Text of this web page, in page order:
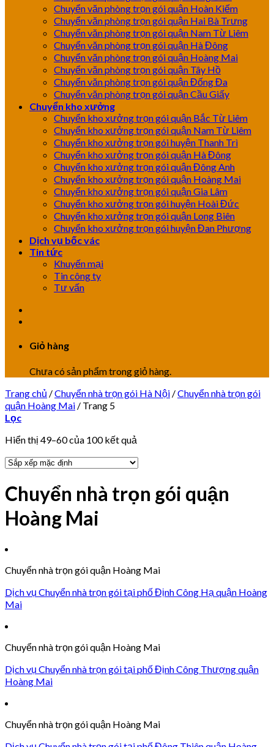
Chuyển văn phòng trọn gói quận Hoàn Kiếm
Chuyển văn phòng trọn gói quận Hai Bà Trưng
Chuyển văn phòng trọn gói quận Nam Từ Liêm
Chuyển văn phòng trọn gói quận Hà Đông
Chuyển văn phòng trọn gói quận Hoàng Mai
Chuyển văn phòng trọn gói quận Tây Hồ
Chuyển văn phòng trọn gói quận Đống Đa
Chuyển văn phòng trọn gói quận Cầu Giấy
Chuyển kho xưởng
Chuyển kho xưởng trọn gói quận Bắc Từ Liêm
Chuyển kho xưởng trọn gói quận Nam Từ Liêm
Chuyển kho xưởng trọn gói huyện Thanh Trì
Chuyển kho xưởng trọn gói quận Hà Đông
Chuyển kho xưởng trọn gói quận Đông Anh
Chuyển kho xưởng trọn gói quận Hoàng Mai
Chuyển kho xưởng trọn gói quận Gia Lâm
Chuyển kho xưởng trọn gói huyện Hoài Đức
Chuyển kho xưởng trọn gói quận Long Biên
Chuyển kho xưởng trọn gói huyện Đan Phượng
Dịch vụ bốc vác
Tin tức
Khuyến mại
Tin công ty
Tư vấn
Giỏ hàng
Chưa có sản phẩm trong giỏ hàng.
Trang chủ /Chuyển nhà trọn gói Hà Nội /Chuyển nhà trọn gói
quận Hoàng Mai / Trang 5
Lọc
Hiển thị 49–60 của 100 kết quả
Chuyển nhà trọn gói quận
Hoàng Mai
Chuyển nhà trọn gói quận Hoàng Mai
Dịch vụ Chuyển nhà trọn gói tại phố Định Công Hạ quận Hoàng
Mai
Chuyển nhà trọn gói quận Hoàng Mai
Dịch vụ Chuyển nhà trọn gói tại phố Định Công Thượng quận
Hoàng Mai
Chuyển nhà trọn gói quận Hoàng Mai